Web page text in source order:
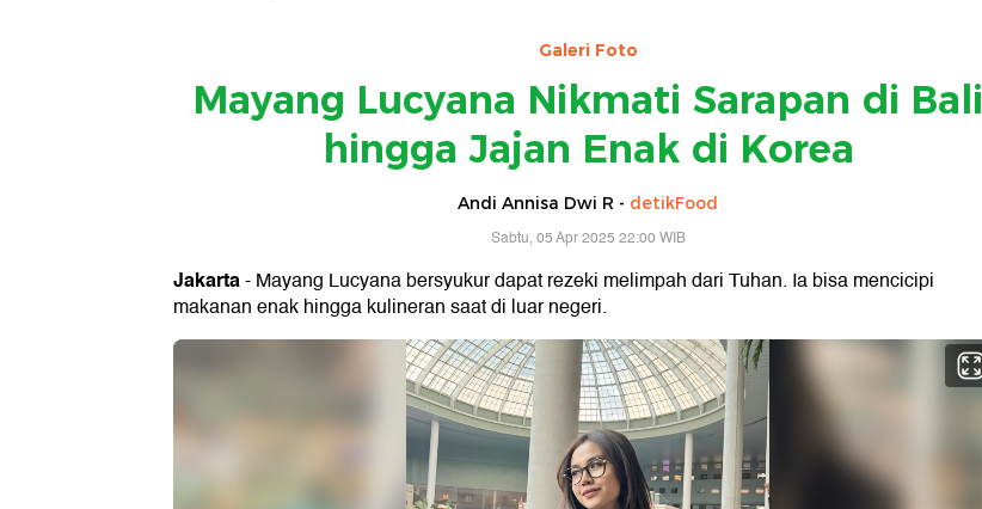
Galeri Foto
Mayang Lucyana Nikmati Sarapan di Bali
hingga Jajan Enak di Korea
Andi Annisa Dwi R - detikFood
Sabtu, 05 Apr 2025 22:00 WIB
Jakarta- Mayang Lucyana bersyukur dapat rezeki melimpah dari Tuhan. Ia bisa mencicipi
makanan enak hingga kulineran saat di luar negeri.